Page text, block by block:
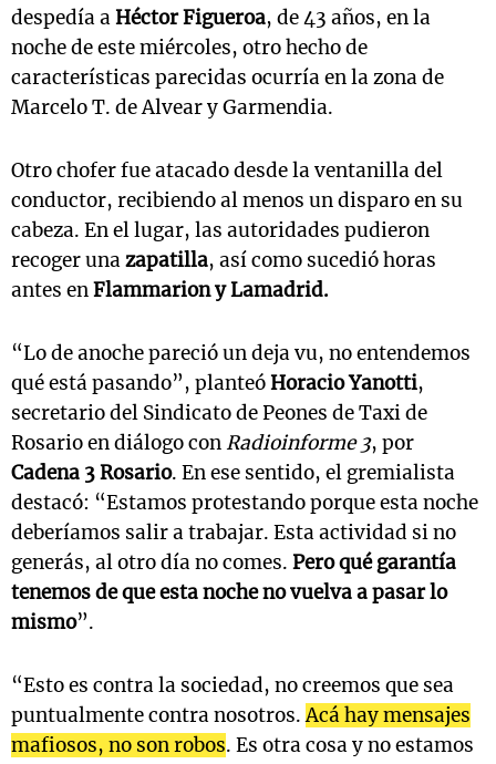
despedía aHéctor Figueroa, de 43 años, en la
noche de este miércoles, otro hecho de
características parecidas ocurría en la zona de
Marcelo T. de Alvear y Garmendia.
Otro chofer fue atacado desde la ventanilla del
conductor, recibiendo al menos un disparo en su
cabeza. En el lugar, las autoridades pudieron
recoger unazapatilla, así como sucedió horas
antes enFlammarion y Lamadrid.
“Lo de anoche pareció un deja vu, no entendemos
qué está pasando”, planteóHoracio Yanotti,
secretario del Sindicato de Peones de Taxi de
Rosario en diálogo con Radioinforme 3, por
Cadena 3 Rosario. En ese sentido, el gremialista
destacó: “Estamos protestando porque esta noche
deberíamos salir a trabajar. Esta actividad si no
generás, al otro día no comes. Pero qué garantía
tenemos de que esta noche no vuelva a pasar lo
mismo”.
“Esto es contra la sociedad, no creemos que sea
puntualmente contra nosotros.Acá hay mensajes
mafiosos, no son robos. Es otra cosa y no estamos